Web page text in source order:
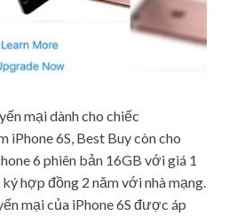
mại dành cho chiếc
iPhone 6S, Best Buy còn cho
6 phiên bản 16GB với giá 1
hợp đồng 2 năm với nhà mạng.
mại của iPhone 6S được áp